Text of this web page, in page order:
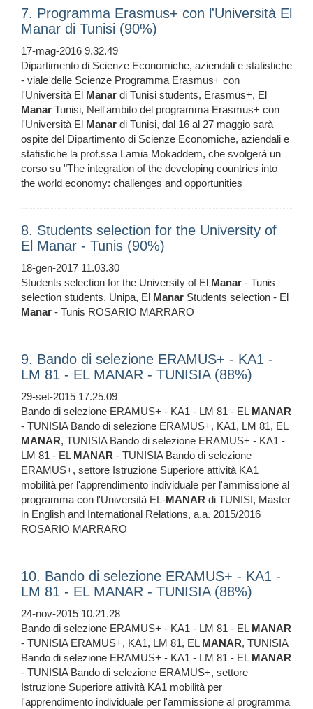
7. Programma Erasmus+ con l'Università El
Manar di Tunisi (90%)
17-mag-2016 9.32.49
Dipartimento di Scienze Economiche, aziendali e statistiche
- viale delle Scienze Programma Erasmus+ con
l'Università El Manar di Tunisi students, Erasmus+, El
Manar Tunisi, Nell'ambito del programma Erasmus+ con
l'Università El Manar di Tunisi, dal 16 al 27 maggio sarà
ospite del Dipartimento di Scienze Economiche, aziendali e
statistiche la prof.ssa Lamia Mokaddem, che svolgerà un
corso su "The integration of the developing countries into
the world economy: challenges and opportunities
8. Students selection for the University of
El Manar - Tunis (90%)
18-gen-2017 11.03.30
Students selection for the University of El Manar - Tunis
selection students, Unipa, El Manar Students selection - El
Manar - Tunis ROSARIO MARRARO
9. Bando di selezione ERAMUS+ - KA1 -
LM 81 - EL MANAR - TUNISIA (88%)
29-set-2015 17.25.09
Bando di selezione ERAMUS+ - KA1 - LM 81 - EL MANAR
- TUNISIA Bando di selezione ERAMUS+, KA1, LM 81, EL
MANAR, TUNISIA Bando di selezione ERAMUS+ - KA1 -
LM 81 - EL MANAR - TUNISIA Bando di selezione
ERAMUS+, settore Istruzione Superiore attività KA1
mobilità per l'apprendimento individuale per l'ammissione al
programma con l'Università EL-MANAR di TUNISI, Master
in English and International Relations, a.a. 2015/2016
ROSARIO MARRARO
10. Bando di selezione ERAMUS+ - KA1 -
LM 81 - EL MANAR - TUNISIA (88%)
24-nov-2015 10.21.28
Bando di selezione ERAMUS+ - KA1 - LM 81 - EL MANAR
- TUNISIA ERAMUS+, KA1, LM 81, EL MANAR, TUNISIA
Bando di selezione ERAMUS+ - KA1 - LM 81 - EL MANAR
- TUNISIA Bando di selezione ERAMUS+, settore
Istruzione Superiore attività KA1 mobilità per
l'apprendimento individuale per l'ammissione al programma